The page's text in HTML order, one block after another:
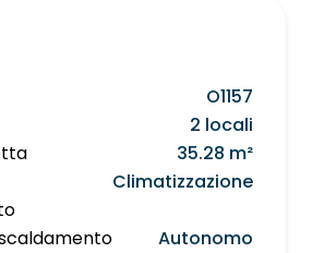
O1157
2 locali
35.28 m²
Climatizzazione
Autonomo